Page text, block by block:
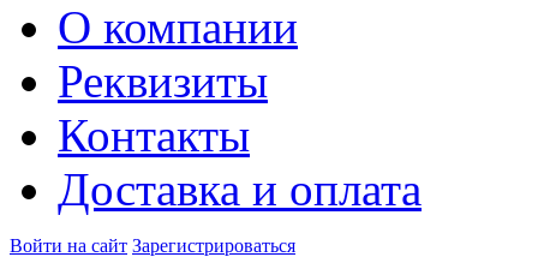
О компании
Реквизиты
Контакты
Доставка и оплата
Войти на сайт Зарегистрироваться